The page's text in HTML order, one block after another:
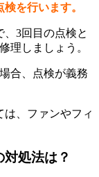
を行います。
3回目の点検と
理しましょう。
合、点検が義務
は、ファンやフィ
処法は？